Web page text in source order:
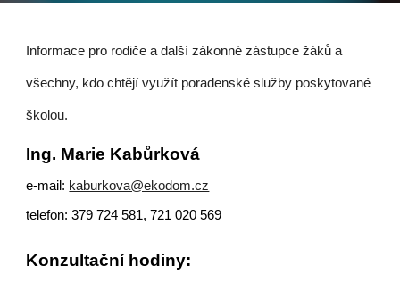
Informace pro rodiče a další zákonné zástupce žáků a
všechny, kdo chtějí využít poradenské služby poskytované
školou.
Ing. Marie Kabůrková
e-mail: kaburkova@ekodom.cz
telefon: 379 724 581, 721 020 569
Konzultační hodiny: